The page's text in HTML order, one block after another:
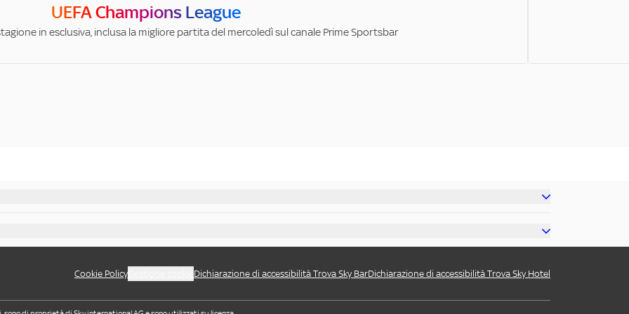
UEFA Champions League
in esclusiva, inclusa la migliore partita del mercoledì sul canale Prime Sportsbar
Cookie Policy Dichiarazione di accessibilità Trova Sky BarDichiarazione di accessibilità Trova Sky Hotel